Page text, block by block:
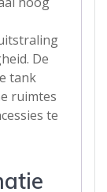
De
tank
ruimtes
te